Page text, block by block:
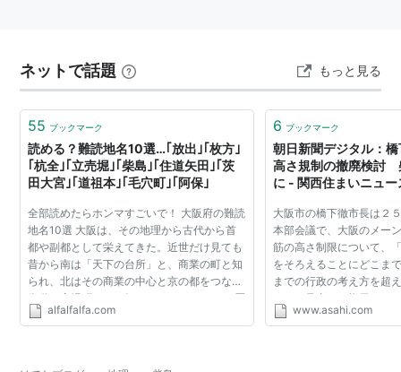
せかけて、実はすぐ裏に京都本線の崇禅寺駅がある関係
上、利用客は少なく、時間帯によっては停車時間1桁秒
の時もあるほど。
*1:急行と快速急行が平日のみ数本ずつあるだけ。
ネットで話題 もっと見る
55 ブックマーク
読める？難読地名10選…｢放出｣｢枚方｣
｢杭全｣｢立売堀｣｢柴島｣｢住道矢田｣｢茨
田大宮｣｢道祖本｣｢毛穴町｣｢阿保｣
全部読めたらホンマすごいで！ 大阪府の難読
地名10選 大阪は、その地理から古代から首
都や副都として栄えてきた。近世だけ見ても
昔から南は「天下の台所」と、商業の町と知
られ、北はその商業の中心と京の都をつなぐ
街道や宿場町として知られる。 そのような歴
史ある地域であるためか難読な地名も多く、
alfalfalfa.com
6 ブックマーク
朝日新聞デジタル：
高さ規制の撤廃検討
に - 関西住まいニュー
大阪市の橋下徹市長は２
本部会議で、大阪のメー
筋の高さ制限について、
をそろえることにどこま
までの行政の考え方を超
い」と見直しを指示し
堂筋は戦前から「百尺（
www.asahi.com